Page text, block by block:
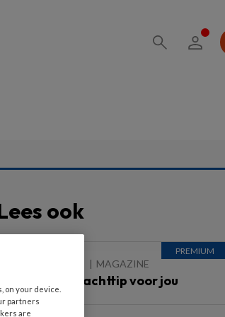
ook
MAGAZINE
Voorwoord: Prachttip voor jou
on your device.
partners
are